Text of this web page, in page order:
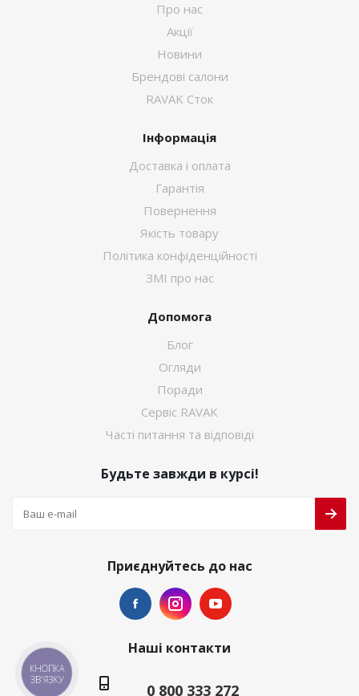
Про нас
Акції
Новини
Брендові салони
RAVAK Сток
Інформація
Доставка і оплата
Гарантія
Повернення
Якість товару
Політика конфіденційності
ЗМІ про нас
Допомога
Блог
Огляди
Поради
Сервіс RAVAK
Часті питання та відповіді
Будьте завжди в курсі!
Приєднуйтесь до нас
Наші контакти
0 800 333 272
КНОПКА
ЗВ'ЯЗКУ